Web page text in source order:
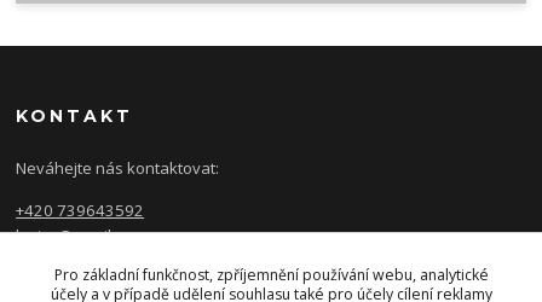
KONTAKT
Neváhejte nás kontaktovat:
+420 739643592
luzice@gmail.com
Pro základní funkčnost, zpříjemnění používání webu, analytické
účely a v případě udělení souhlasu také pro účely cílení reklamy